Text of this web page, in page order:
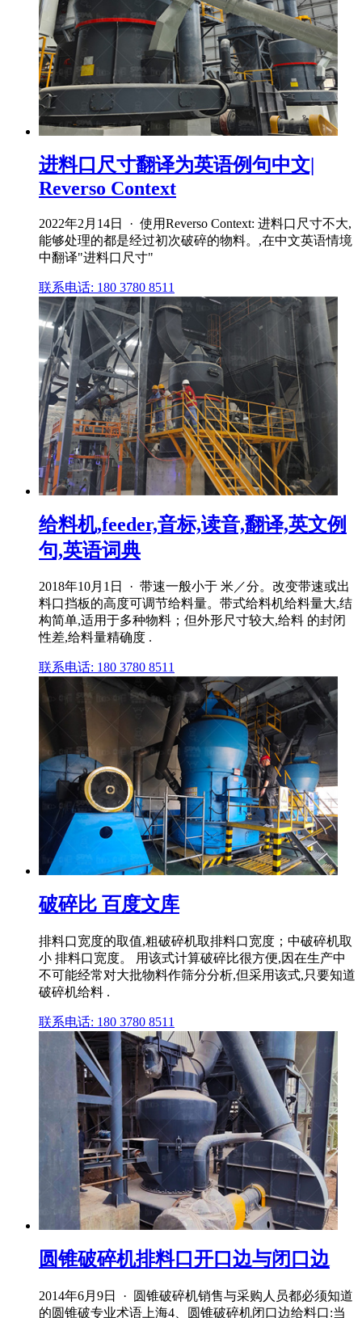
进料口尺寸翻译为英语例句中文|
Reverso Context
2022年2月14日 · 使用Reverso Context: 进料口尺寸不大,
能够处理的都是经过初次破碎的物料。,在中文英语情境
中翻译"进料口尺寸"
联系电话: 180 3780 8511
给料机,feeder,音标,读音,翻译,英文例
句,英语词典
2018年10月1日 · 带速一般小于 米／分。改变带速或出
料口挡板的高度可调节给料量。带式给料机给料量大,结
构简单,适用于多种物料；但外形尺寸较大,给料 的封闭
性差,给料量精确度 .
联系电话: 180 3780 8511
破碎比 百度文库
排料口宽度的取值,粗破碎机取排料口宽度；中破碎机取
小 排料口宽度。 用该式计算破碎比很方便,因在生产中
不可能经常对大批物料作筛分分析,但采用该式,只要知道
破碎机给料 .
联系电话: 180 3780 8511
圆锥破碎机排料口开口边与闭口边
2014年6月9日 · 圆锥破碎机销售与采购人员都必须知道
的圆锥破专业术语上海4、圆锥破碎机闭口边给料口:当